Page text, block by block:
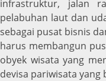
infrastruktur, jalan
pelabuhan laut dan
sebagai pusat bisnis
harus membangun
obyek wisata yang
devisa pariwisata yang